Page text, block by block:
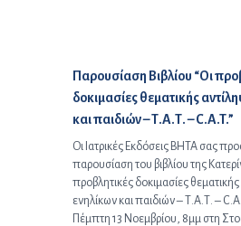
Προηγούμενο άρθρο:
Παρουσίαση Βιβλίου “Οι
δοκιμασίες θεματικής
και παιδιών – Τ.Α.Τ. – C.A.T.”
Οι Ιατρικές Εκδόσεις ΒΗΤΑ σας
παρουσίαση του βιβλίου της
προβλητικές δοκιμασίες
ενηλίκων και παιδιών – Τ.Α.Τ. –
Πέμπτη 13 Νοεμβρίου, 8μμ στη